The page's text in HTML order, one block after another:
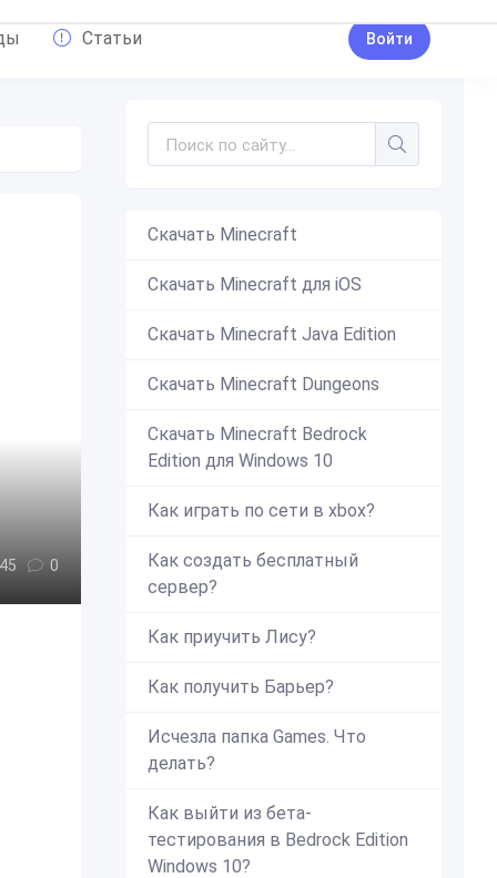
Статьи Войти
0
Скачать Minecraft
Скачать Minecraft для iOS
Скачать Minecraft Java Edition
Скачать Minecraft Dungeons
Скачать Minecraft Bedrock
Edition для Windows 10
Как играть по сети в xbox?
Как создать бесплатный
сервер?
Как приучить Лису?
Как получить Барьер?
Исчезла папка Games. Что
делать?
Как выйти из бета-
тестирования в Bedrock Edition
Windows 10?